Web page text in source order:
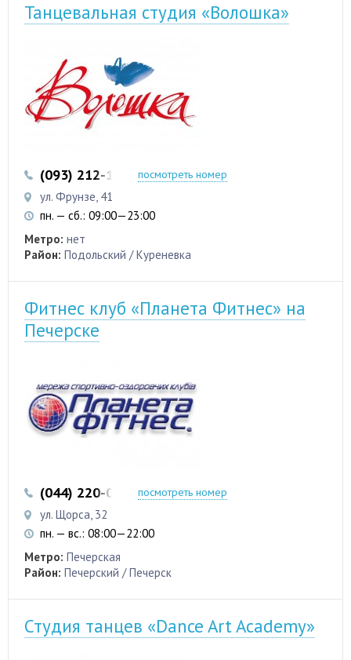
Танцевальная студия «Волошка»
(093) 212-17-00 (044) 451-68-15
посмотреть номер
ул. Фрунзе, 41
пн. — сб.: 09:00—23:00
Метро: нет
Район: Подольский / Куреневка
Фитнес клуб «Планета Фитнес» на
Печерске
(044) 220-00-20посмотреть номер
ул. Щорса, 32
пн. — вс.: 08:00—22:00
Метро: Печерская
Район: Печерский / Печерск
Студия танцев «Dance Art Academy»